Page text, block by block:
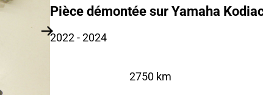
Pièce démontée sur Yamaha
2022- 2024
2750 km